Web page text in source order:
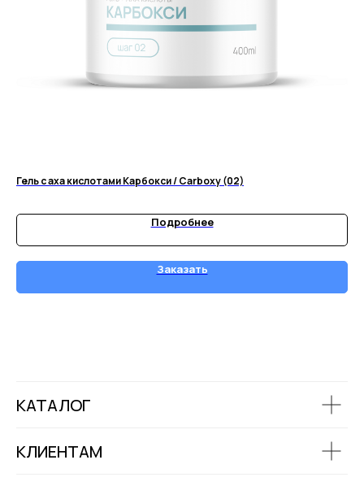
Гель с аха кислотами Карбокси / Carboxy (02)
Подробнее
Заказать
КАТАЛОГ
КЛИЕНТАМ